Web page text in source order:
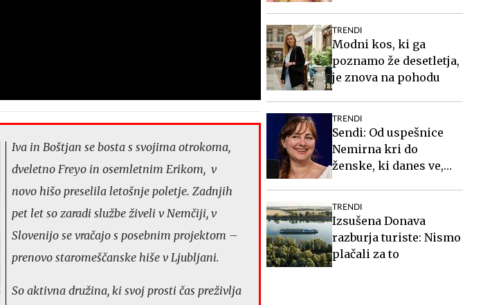
Iva in Boštjan se bosta s svojima otrokoma,
dveletno Freyo in osemletnim Erikom, v
novo hišo preselila letošnje poletje. Zadnjih
pet let so zaradi službe živeli v Nemčiji, v
Slovenijo se vračajo s posebnim projektom –
prenovo staromeščanske hiše v Ljubljani.
So aktivna družina, ki svoj prosti čas preživlja
TRENDI
Modni kos, ki ga
poznamo že desetletja,
je znova na pohodu
TRENDI
Sendi: Od uspešnice
Nemirna kri do
ženske, ki danes ve,
TRENDI
Izsušena Donava
razburja turiste: Nismo
plačali za to